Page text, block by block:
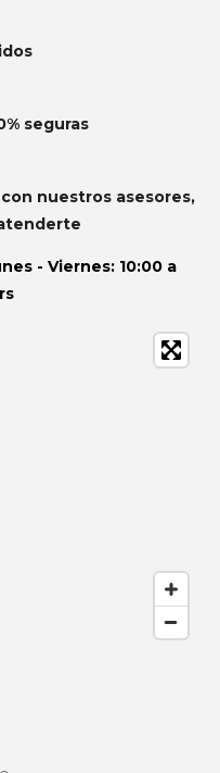
seguras
nuestros asesores,
- Viernes: 10:00 a